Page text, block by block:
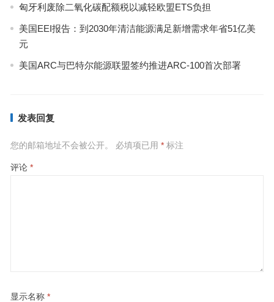
匈牙利废除二氧化碳配额税以减轻欧盟ETS负担
美国EEI报告：到2030年清洁能源满足新增需求年省51亿美
元
美国ARC与巴特尔能源联盟签约推进ARC-100首次部署
发表回复
您的邮箱地址不会被公开。 必填项已用 *标注
评论 *
显示名称 *